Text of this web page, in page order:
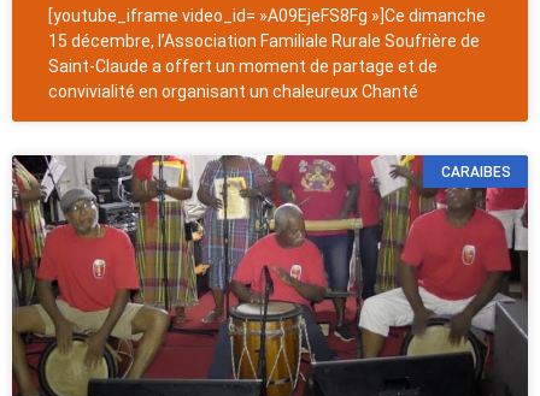
[youtube_iframe video_id= »A09EjeFS8Fg »]Ce dimanche
15 décembre, l’Association Familiale Rurale Soufrière de
Saint-Claude a offert un moment de partage et de
convivialité en organisant un chaleureux Chanté
CARAIBES